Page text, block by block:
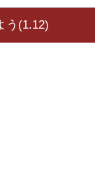
(1.12)